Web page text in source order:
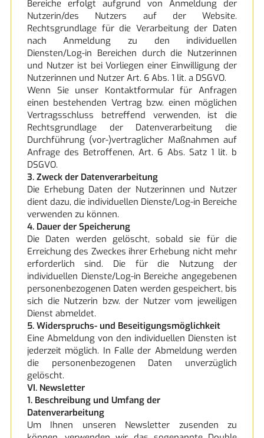
Bereiche erfolgt aufgrund von Anmeldung der
Nutzerin/des Nutzers auf der Website.
Rechtsgrundlage für die Verarbeitung der Daten
nach Anmeldung zu den individuellen
Diensten/Log-in Bereichen durch die Nutzerinnen
und Nutzer ist bei Vorliegen einer Einwilligung der
Nutzerinnen und Nutzer Art. 6 Abs. 1 lit. a DSGVO.
Wenn Sie unser Kontaktformular für Anfragen
einen bestehenden Vertrag bzw. einen möglichen
Vertragsschluss betreffend verwenden, ist die
Rechtsgrundlage der Datenverarbeitung die
Durchführung (vor-)vertraglicher Maßnahmen auf
Anfrage des Betroffenen, Art. 6 Abs. Satz 1 lit. b
DSGVO.
3. Zweck der Datenverarbeitung
Die Erhebung Daten der Nutzerinnen und Nutzer
dient dazu, die individuellen Dienste/Log-in Bereiche
verwenden zu können.
4. Dauer der Speicherung
Die Daten werden gelöscht, sobald sie für die
Erreichung des Zweckes ihrer Erhebung nicht mehr
erforderlich sind. Die für die Nutzung der
individuellen Dienste/Log-in Bereiche angegebenen
personenbezogenen Daten werden gespeichert, bis
sich die Nutzerin bzw. der Nutzer vom jeweiligen
Dienst abmeldet.
5. Widerspruchs- und Beseitigungsmöglichkeit
Eine Abmeldung von den individuellen Diensten ist
jederzeit möglich. In Falle der Abmeldung werden
die personenbezogenen Daten unverzüglich
gelöscht.
VI. Newsletter
1. Beschreibung und Umfang der
Datenverarbeitung
Um Ihnen unseren Newsletter zusenden zu